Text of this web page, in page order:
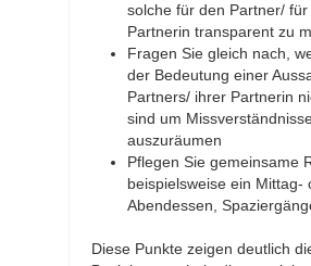
solche für den Partner/ für
Partnerin transparent zu
Fragen Sie gleich nach,
der Bedeutung einer
Partners/ ihrer Partnerin
sind um
auszuräumen
Pflegen Sie gemeinsame
beispielsweise ein Mittag-
Abendessen,
Diese Punkte zeigen deutlich